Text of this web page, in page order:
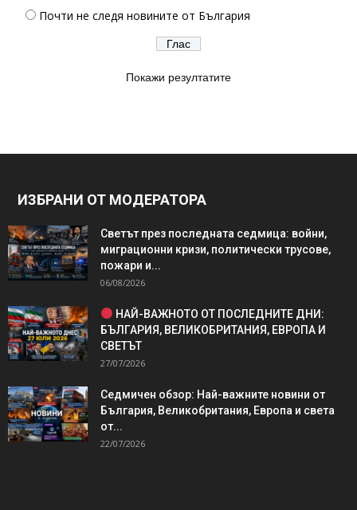
Почти не следя новините от България
Покажи резултатите
ИЗБРАНИ ОТ МОДЕРАТОРА
Светът през последната седмица: войни,
миграционни кризи, политически трусове,
пожари и...
06/08/2026
НАЙ-ВАЖНОТО ОТ ПОСЛЕДНИТЕ ДНИ:
БЪЛГАРИЯ, ВЕЛИКОБРИТАНИЯ, ЕВРОПА И
СВЕТЪТ
27/07/2026
Седмичен обзор: Най-важните новини от
България, Великобритания, Европа и света
от...
22/07/2026